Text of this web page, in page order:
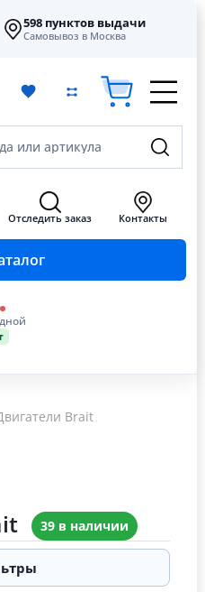
598 пунктов выдачи
Самовывоз в Москва
или артикула
Отследить заказ Контакты
Brait
39 в наличии